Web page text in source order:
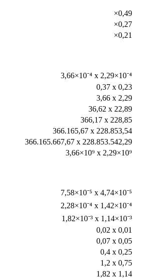
×0,49
×0,27
×0,21
3,66×10⁻⁴ x 2,29×10⁻⁴
0,37 x 0,23
3,66 x 2,29
36,62 x 22,89
366,17 x 228,85
366.165,67 x 228.853,54
366.165.667,67 x 228.853.542,29
3,66×10⁹ x 2,29×10⁹
7,58×10⁻⁵ x 4,74×10⁻⁵
2,28×10⁻⁴ x 1,42×10⁻⁴
1,82×10⁻³ x 1,14×10⁻³
0,02 x 0,01
0,07 x 0,05
0,4 x 0,25
1,2 x 0,75
1,82 x 1,14